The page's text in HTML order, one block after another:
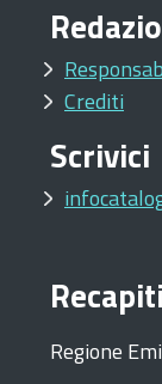
Crediti
Scrivici
Recapiti
Regione